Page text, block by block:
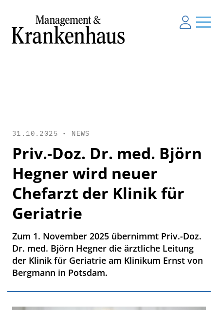
31.10.2025 • NEWS
Priv.-Doz. Dr. med. Björn
Hegner wird neuer
Chefarzt der Klinik für
Geriatrie
Zum 1. November 2025 übernimmt Priv.-Doz.
Dr. med. Björn Hegner die ärztliche Leitung
der Klinik für Geriatrie am Klinikum Ernst von
Bergmann in Potsdam.